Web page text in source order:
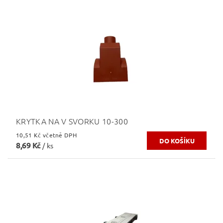
KRYTKA NA V SVORKU 10-300
10,51 Kč včetně DPH
8,69 Kč / ks